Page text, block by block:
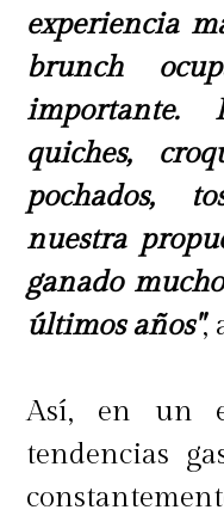
experiencia
brunch
importante.
quiches,
pochados,
nuestra
ganado
últimos años",
Así, en un
tendencias